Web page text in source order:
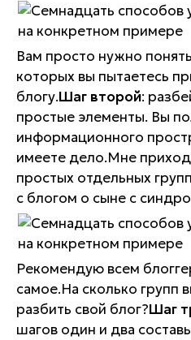
Вам просто нужно
которых вы пытаетесь
блогу.Шаг второй:
простые элементы. Вы
информационного
имеете дело.Мне
простых отдельных
с блогом о сыне с
Рекомендую всем
самое.На сколько групп
разбить свой блог?Шаг
шагов один и два